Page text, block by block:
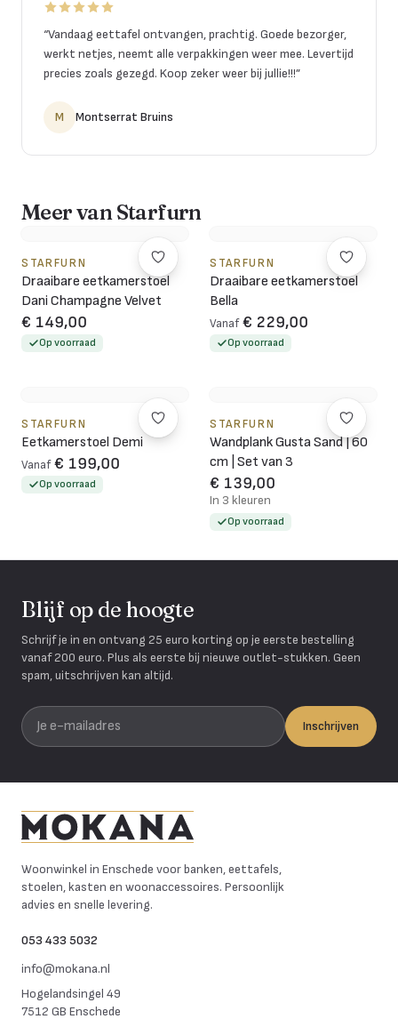
“Vandaag eettafel ontvangen, prachtig. Goede bezorger,
werkt netjes, neemt alle verpakkingen weer mee. Levertijd
precies zoals gezegd. Koop zeker weer bij jullie!!!”
M Montserrat Bruins
Meer van Starfurn
STARFURN
Draaibare eetkamerstoel
Dani Champagne Velvet
€ 149,00
Op voorraad
STARFURN
Draaibare eetkamerstoel
Bella
Vanaf € 229,00
Op voorraad
STARFURN
Eetkamerstoel Demi
Vanaf € 199,00
Op voorraad
STARFURN
Wandplank Gusta Sand | 60
cm | Set van 3
€ 139,00
In 3 kleuren
Op voorraad
Blijf op de hoogte
Schrijf je in en ontvang 25 euro korting op je eerste bestelling
vanaf 200 euro. Plus als eerste bij nieuwe outlet-stukken. Geen
spam, uitschrijven kan altijd.
Je e-mailadres
Inschrijven
Woonwinkel in Enschede voor banken, eettafels,
stoelen, kasten en woonaccessoires. Persoonlijk
advies en snelle levering.
053 433 5032
info@mokana.nl
Hogelandsingel 49
7512 GB Enschede